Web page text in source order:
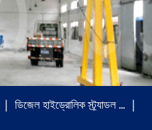
ডিজেল হাইড্রোলিক স্ট্র্যাডল …